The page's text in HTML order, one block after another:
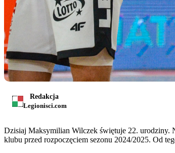
Redakcja
Legionisci.com
Dzisiaj Maksymilian Wilczek świętuje 22. urodziny.
klubu przed rozpoczęciem sezonu 2024/2025. Od